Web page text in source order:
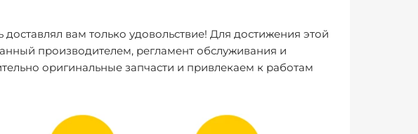
вам только удовольствие! Для достижения этой
производителем, регламент обслуживания и
оригинальные запчасти и привлекаем к работам